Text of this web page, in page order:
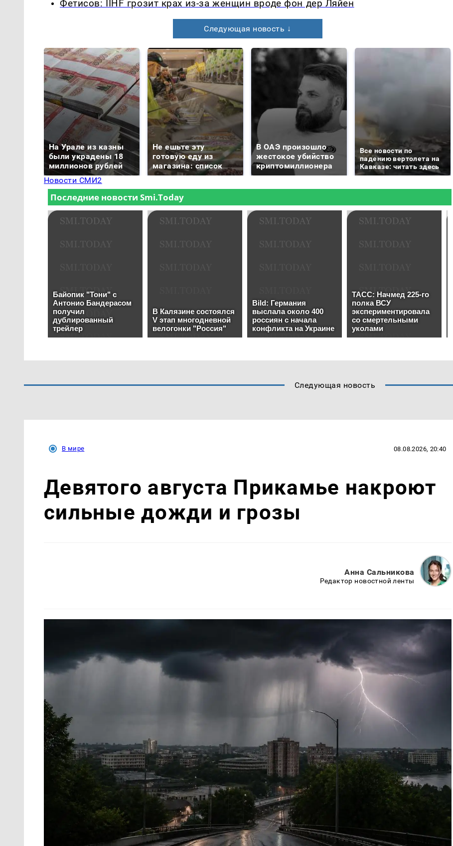
Фетисов: IIHF грозит крах из-за женщин вроде фон дер Ляйен
Следующая новость ↓
На Урале из казны
были украдены 18
миллионов рублей
Не ешьте эту
готовую еду из
магазина: список
В ОАЭ произошло
жестокое убийство
криптомиллионера
Все новости по
падению вертолета на
Кавказе: читать здесь
Новости СМИ2
Следующая новость
В мире 08.08.2026, 20:40
Девятого августа Прикамье накроют
сильные дожди и грозы
Анна Сальникова
Редактор новостной ленты